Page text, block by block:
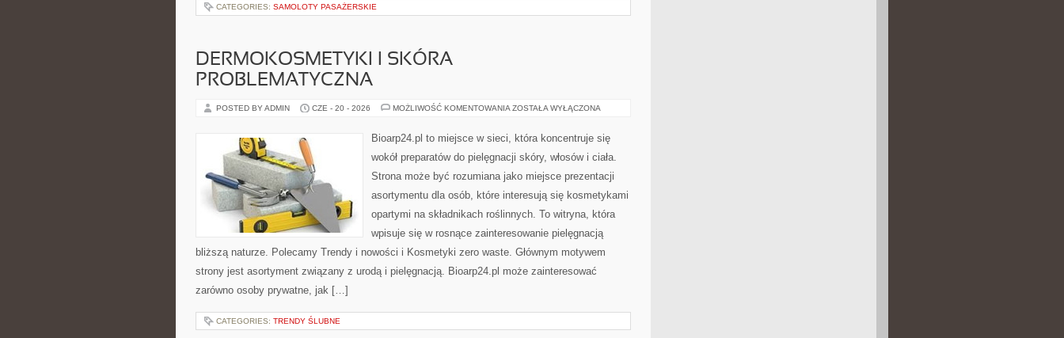
CATEGORIES: SAMOLOTY PASAŻERSKIE
DERMOKOSMETYKI I SKÓRA
PROBLEMATYCZNA
POSTED BY ADMIN CZE - 20 - 2026 MOŻLIWOŚĆ KOMENTOWANIA DERMOKOSMETYKI
PROBLEMATYCZNA
ZOSTAŁA WYŁĄCZONA
Bioarp24.pl to miejsce w sieci, która koncentruje się
wokół preparatów do pielęgnacji skóry, włosów i ciała.
Strona może być rozumiana jako miejsce prezentacji
asortymentu dla osób, które interesują się kosmetykami
opartymi na składnikach roślinnych. To witryna, która
wpisuje się w rosnące zainteresowanie pielęgnacją
bliższą naturze. Polecamy Trendy i nowości i Kosmetyki zero waste. Głównym motywem
strony jest asortyment związany z urodą i pielęgnacją. Bioarp24.pl może zainteresować
zarówno osoby prywatne, jak […]
CATEGORIES: TRENDY ŚLUBNE